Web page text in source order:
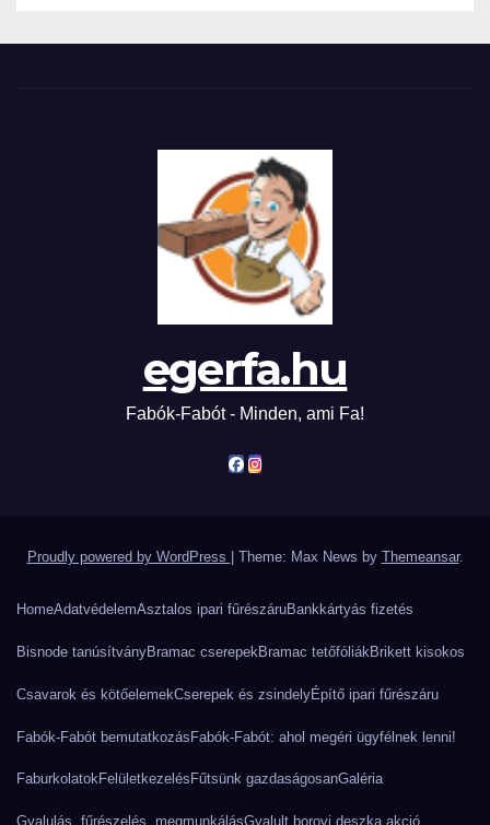
egerfa.hu
Fabók-Fabót - Minden, ami Fa!
Proudly powered by WordPress Theme: Max News by Themeansar.
HomeAdatvédelemAsztalos ipari fűrészáruBankkártyás fizetés
Bisnode tanúsítványBramac cserepekBramac tetőfóliákBrikett kisokos
Csavarok és kötőelemekCserepek és zsindelyÉpítő ipari fűrészáru
Fabók-Fabót bemutatkozásFabók-Fabót: ahol megéri ügyfélnek lenni!
FaburkolatokFelületkezelés Fűtsünk gazdaságosanGaléria
Gyalulás, fűrészelés, megmunkálásGyalult borovi deszka akció